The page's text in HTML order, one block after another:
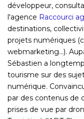
développeur,
l'agence Raccourci
destinations,
projets numériques
webmarketing...).
Sébastien a
tourisme sur des
numérique.
par des contenus de
prises de vue par